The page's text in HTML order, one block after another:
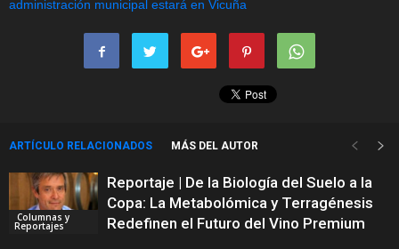
ARTÍCULO RELACIONADOS MÁS DEL AUTOR
Columnas y
Reportajes
Reportaje | De la Biología del Suelo a la
Copa: La Metabolómica y Terragénesis
Redefinen el Futuro del Vino Premium